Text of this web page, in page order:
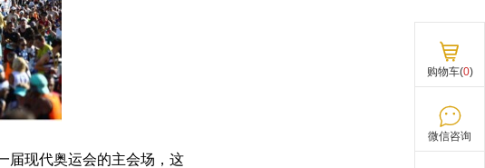
届现代奥运会的主会场，这
购物车(0)
微信咨询